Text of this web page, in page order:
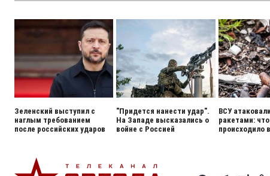
Зеленский выступил с
наглым требованием
после российских ударов
"Придется нанести удар".
На Западе высказались о
войне с Россией
ВСУ
ракетами: что
происходило